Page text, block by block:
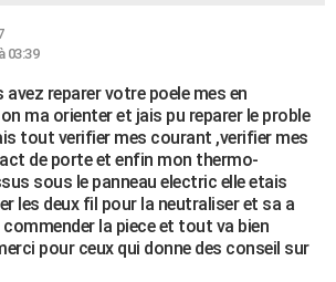
03:39
reparer votre poele mes en
ma orienter et jais pu reparer le proble
tout verifier mes courant ,verifier mes
de porte et enfin mon thermo-
sous le panneau electric elle etais
les deux fil pour la neutraliser et sa a
la piece et tout va bien
pour ceux qui donne des conseil sur